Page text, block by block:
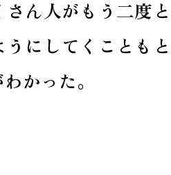
ん人がもう二度
にしてくことも
かった。